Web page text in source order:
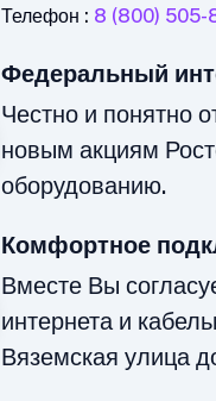
Телефон : 8 (800) 505-
Федеральный
Честно и понятно
новым акциям
оборудованию.
Комфортное
Вместе Вы
интернета и
Вяземская улица